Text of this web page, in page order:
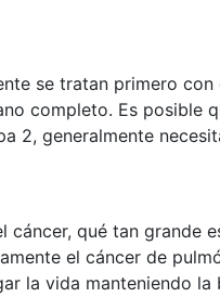
se tratan primero
completo. Es posible
2, generalmente
qué tan grande
el cáncer de
la vida manteniendo la